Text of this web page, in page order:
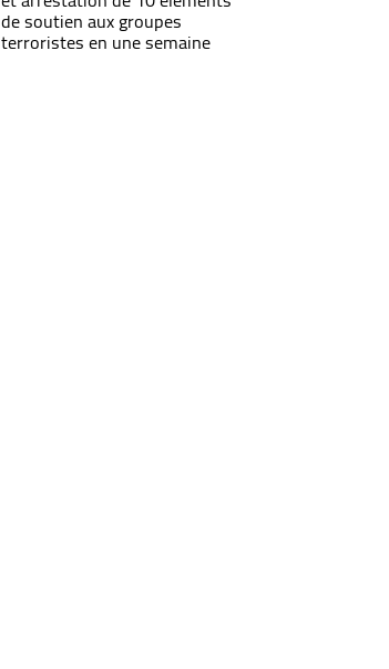
de soutien aux groupes
terroristes en une semaine